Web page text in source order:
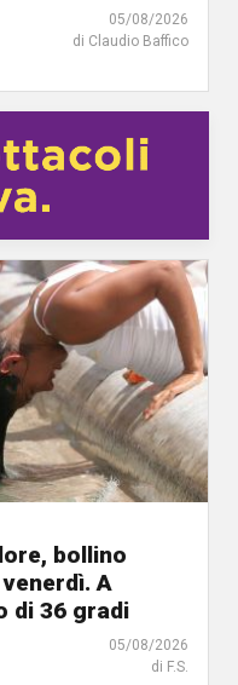
05/08/2026
di Claudio Baffico
bollino
A
di 36 gradi
05/08/2026
di F.S.